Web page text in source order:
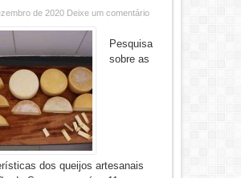
de 2020 Deixe um comentário
Pesquisa
sobre as
dos queijos artesanais